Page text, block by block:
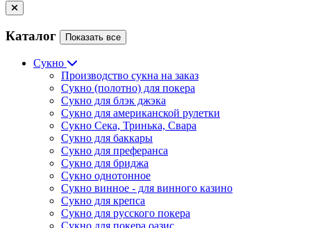
Каталог Показать все
Сукно
Производство сукна на заказ
Сукно (полотно) для покера
Сукно для блэк джэка
Сукно для американской рулетки
Сукно Сека, Тринька, Свара
Сукно для баккары
Сукно для преферанса
Сукно для бриджа
Сукно однотонное
Сукно винное - для винного казино
Сукно для крепса
Сукно для русского покера